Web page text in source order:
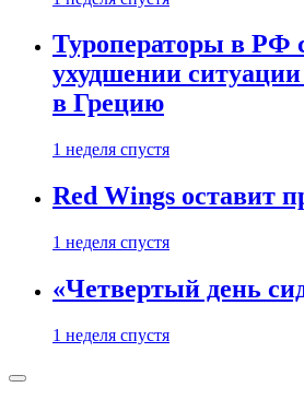
Туроператоры в РФ
ухудшении
в Грецию
1 неделя спустя
Red Wings оставит
1 неделя спустя
«Четвертый день
1 неделя спустя